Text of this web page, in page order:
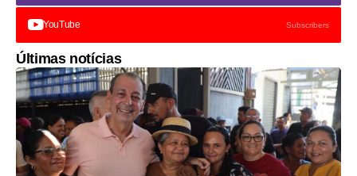
YouTube Subscribers
Últimas notícias